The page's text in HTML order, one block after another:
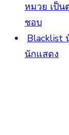
หมวย เป็น
ชอบ
Blacklist
นักแสดง